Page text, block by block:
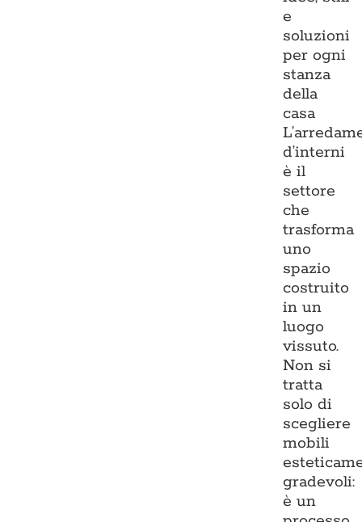
e
soluzioni
per ogni
stanza
della
casa
d’interni
è il
settore
che
trasforma
uno
spazio
costruito
in un
luogo
vissuto.
Non si
tratta
solo di
scegliere
mobili
gradevoli:
è un